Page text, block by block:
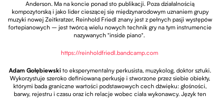
Anderson. Ma na koncie ponad sto publikacji. Poza działalnością
kompozytorską i jako lider cieszącej się międzynarodowym uznaniem grupy
muzyki nowej Zeitkratzer, Reinhold Friedl znany jest z pełnych pasji występów
fortepianowych – jest twórcą wielu nowych technik gry na tym instrumencie
nazywanych "inside piano".
https://reinholdfriedl.bandcamp.comOtwiera stronę w
Adam Gołębiewski to eksperymentalny perkusista, muzykolog, doktor sztuki.
Wykorzystuje szeroko definiowaną perkusję i stworzone przez siebie obiekty,
którymi bada graniczne wartości podstawowych cech dźwięku: głośności,
barwy, rejestru i czasu oraz ich relacje wobec ciała wykonawcy. Język ten